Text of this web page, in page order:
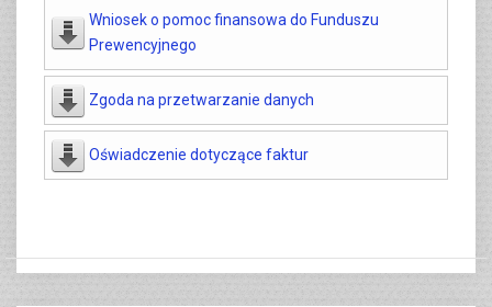
Wniosek o pomoc finansowa do Funduszu
Prewencyjnego
Zgoda na przetwarzanie danych
Oświadczenie dotyczące faktur